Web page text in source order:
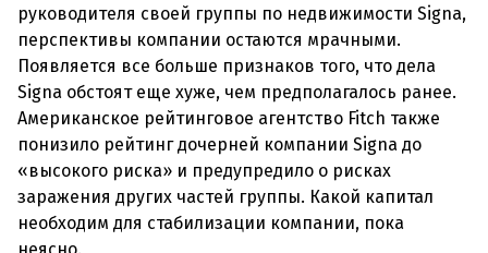
руководителя своей группы по недвижимости Signa,
перспективы компании остаются мрачными.
Появляется все больше признаков того, что дела
Signa обстоят еще хуже, чем предполагалось ранее.
Американское рейтинговое агентство Fitch также
понизило рейтинг дочерней компании Signa до
«высокого риска» и предупредило о рисках
заражения других частей группы. Какой капитал
необходим для стабилизации компании, пока